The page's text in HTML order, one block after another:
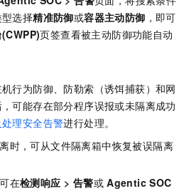
型选择精准防御或容器主动防御 ，即可
页签查看被主动防御功能自动
行为防御、防勒索（诱饵捕获）和网
可能存在部分程序误报或未隔离成功
理安全告警进行处理。
时，可从文件隔离箱中恢复被误隔离
在检测响应 > 告警或 Agentic SOC